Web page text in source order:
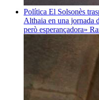
Política El Solsonès
Althaia en una jornada
però esperançadora»